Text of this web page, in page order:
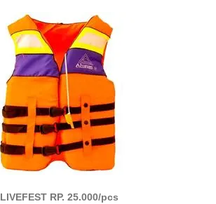
LIVEFEST RP. 25.000/pcs